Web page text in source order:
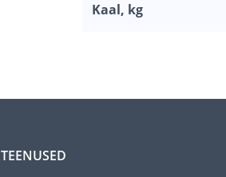
Kaal, kg
TEENUSED